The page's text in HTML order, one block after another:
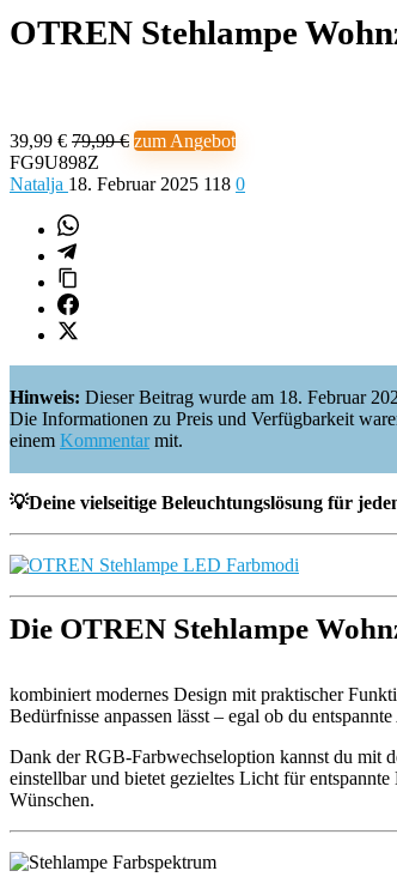
OTREN Stehlampe
39,99 € 79,99 € zum Angebot
FG9U898Z
Natalja 18. Februar 2025 118 0
Hinweis: Dieser Beitrag wurde am 18. Februar
Die Informationen zu Preis und Verfügbarkeit
einem Kommentarmit.
💡Deine vielseitige Beleuchtungslösung für
Die OTREN Stehlampe
kombiniert modernes Design mit praktischer
Bedürfnisse anpassen lässt – egal ob du
Dank der RGB-Farbwechseloption kannst du mit
einstellbar und bietet gezieltes Licht für
Wünschen.